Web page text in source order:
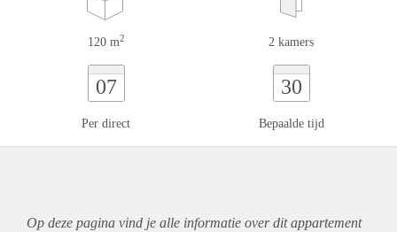
120 m2 2 kamers
07
Per direct
30
Bepaalde tijd
Op deze pagina vind je alle informatie over ditappartement